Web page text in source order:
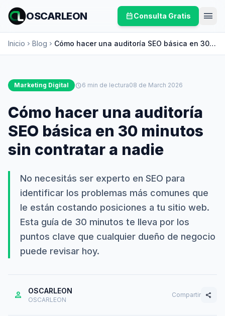
OSCARLEON calendar_monthConsulta Gratis menu
Inicio chevron_right Blog chevron_right Cómo hacer una auditoría SEO básica en 30
minutos sin contratar a nadie
Marketing Digital schedule6 min de lectura08 de March 2026
Cómo hacer una auditoría
SEO básica en 30 minutos
sin contratar a nadie
No necesitás ser experto en SEO para
identificar los problemas más comunes que
le están costando posiciones a tu sitio web.
Esta guía de 30 minutos te lleva por los
puntos clave que cualquier dueño de negocio
puede revisar hoy.
person OSCARLEON
OSCARLEON
Compartir share